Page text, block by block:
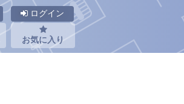
ログイン
お気に入り